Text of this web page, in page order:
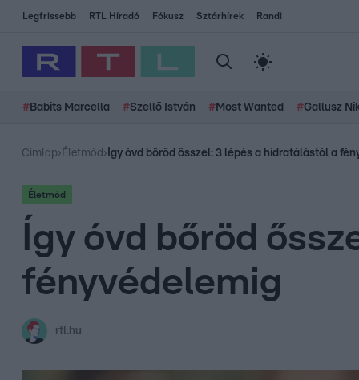
Legfrissebb RTL Híradó Fókusz Sztárhírek Randi
# Babits Marcella #Szellő István # Most Wanted #Gallusz
Címlap› Életmód › Így óvd bőröd ősszel: 3 lépés a hidratálástól a
Életmód
Így óvd bőröd
fényvédelemig
rtl.hu